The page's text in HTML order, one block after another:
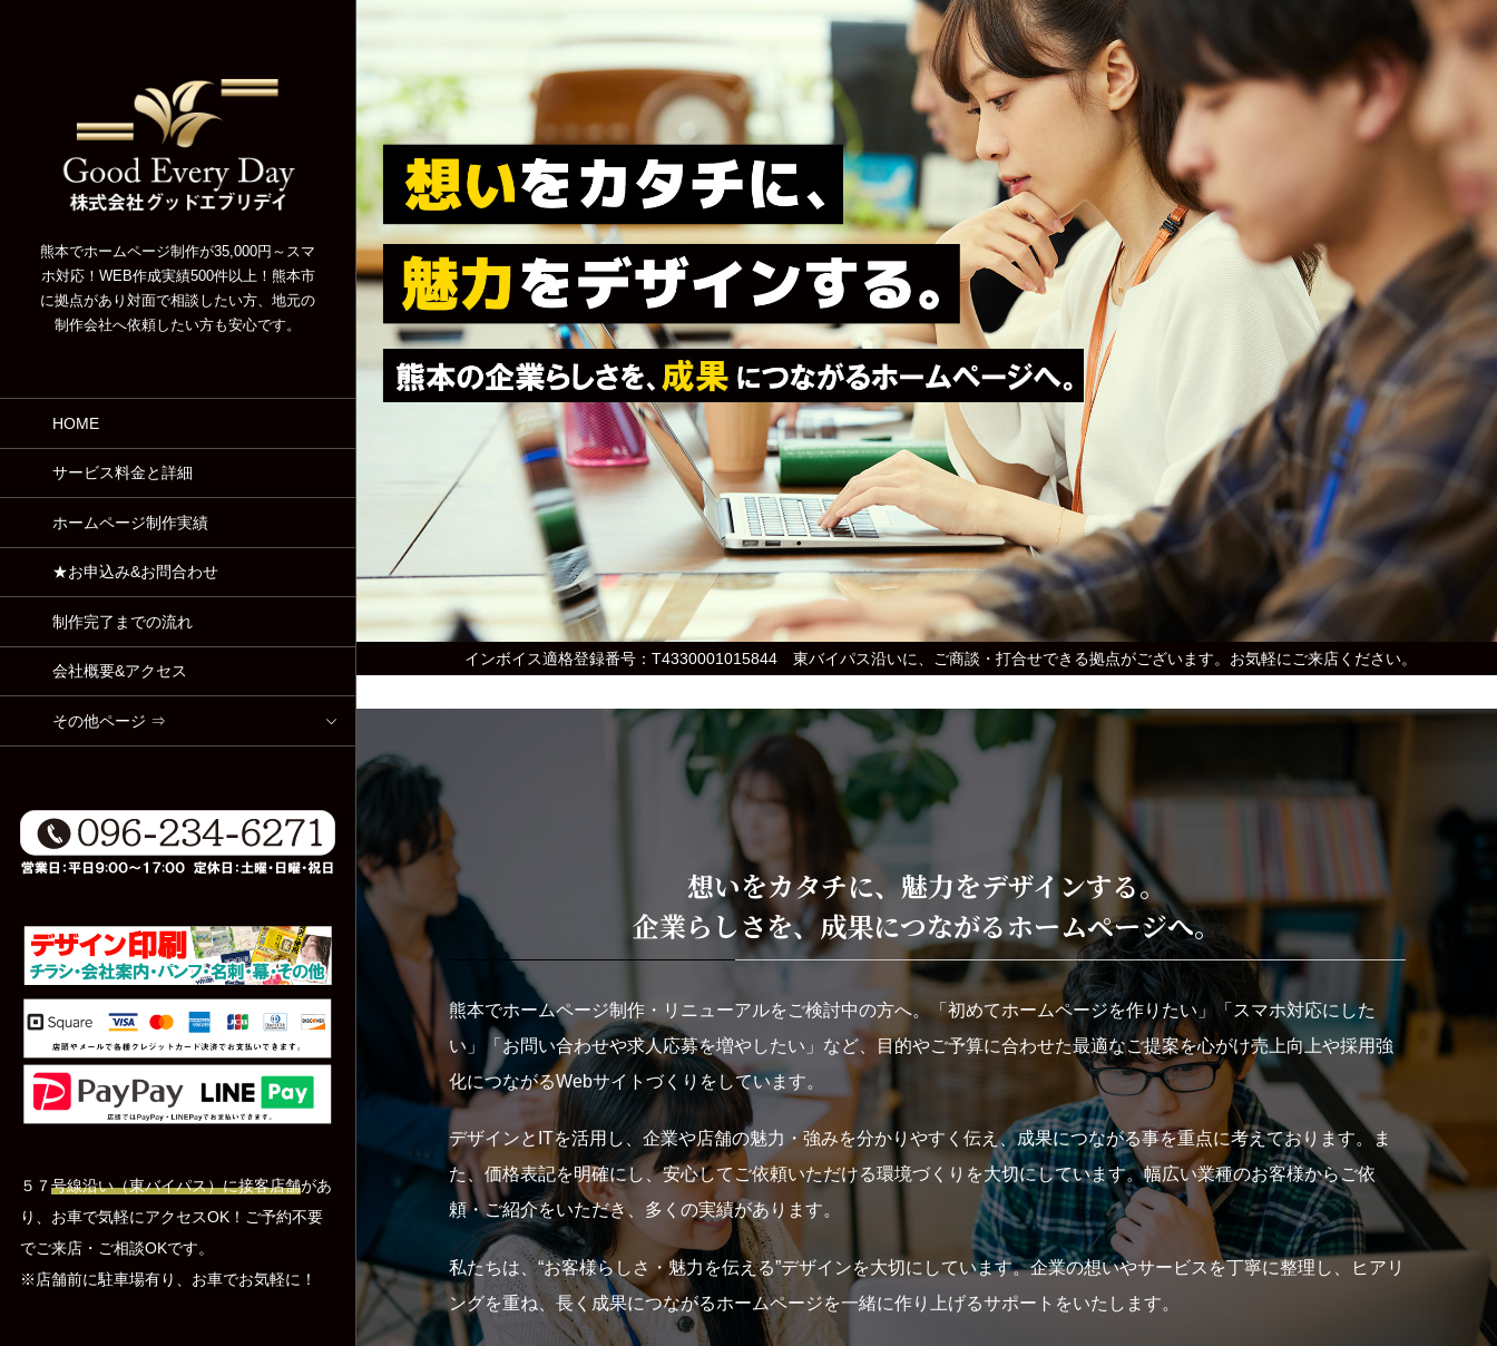
熊本でホームページ制作が35,000円～スマ
ホ対応！WEB作成実績500件以上！熊本市
に拠点があり対面で相談したい方、地元の
制作会社へ依頼したい方も安心です。
HOME
サービス料金と詳細
ホームページ制作実績
★お申込み&お問合わせ
制作完了までの流れ
会社概要&アクセス
その他ページ ⇒
５７号線沿い（東バイパス）に接客店舗があ
り、お車で気軽にアクセスOK！ご予約不要
でご来店・ご相談OKです。
※店舗前に駐車場有り、お車でお気軽に！
インボイス適格登録番号：T4330001015844 東バイパス沿いに、ご商談・打合せできる拠点がございます。お気軽にご来店ください。
想いをカタチに、魅力をデザインする。
企業らしさを、成果につながるホームページへ。
熊本でホームページ制作・リニューアルをご検討中の方へ。「初めてホームページを作りたい」「スマホ対応にした
い」「お問い合わせや求人応募を増やしたい」など、目的やご予算に合わせた最適なご提案を心がけ売上向上や採用強
化につながるWebサイトづくりをしています。
デザインとITを活用し、企業や店舗の魅力・強みを分かりやすく伝え、成果につながる事を重点に考えております。ま
た、価格表記を明確にし、安心してご依頼いただける環境づくりを大切にしています。幅広い業種のお客様からご依
頼・ご紹介をいただき、多くの実績があります。
私たちは、“お客様らしさ・魅力を伝える”デザインを大切にしています。企業の想いやサービスを丁寧に整理し、ヒアリ
ングを重ね、長く成果につながるホームページを一緒に作り上げるサポートをいたします。